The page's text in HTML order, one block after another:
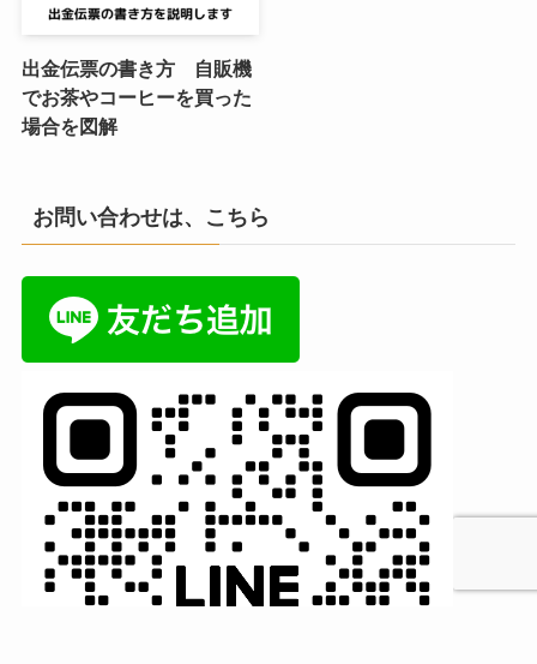
出金伝票の書き方 自販機
でお茶やコーヒーを買った
場合を図解
お問い合わせは、こちら